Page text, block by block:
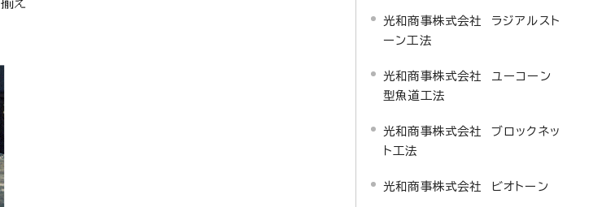
光和商事株式会社 ラジアルスト
ーン工法
光和商事株式会社 ユーコーン
型魚道工法
光和商事株式会社 ブロックネッ
ト工法
光和商事株式会社 ビオトーン